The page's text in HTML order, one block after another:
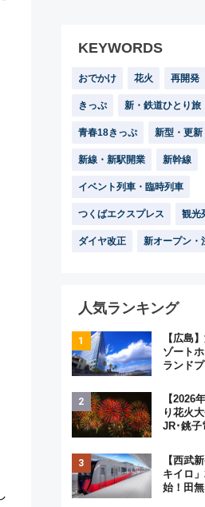
KEYWORDS
おでかけ 花火 再開発
きっぷ 新・鉄道ひとり旅
青春18きっぷ 新型・更新
新線・新駅開業 新幹線
イベント列車・臨時列車
つくばエクスプレス 観光
ダイヤ改正 新オープン・
人気ランキング
【広島
ゾート
ランド
ジュア
【2026
り花火
JR･銚子
く
を満喫
【西武
キイロ
始！田